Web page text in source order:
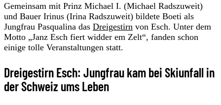
Gemeinsam mit Prinz Michael I. (Michael Radszuweit)
und Bauer Irinus (Irina Radszuweit) bildete Boeti als
Jungfrau Pasqualina das Dreigestirn von Esch. Unter dem
Motto „Janz Esch fiert widder em Zelt“, fanden schon
einige tolle Veranstaltungen statt.
Dreigestirn Esch: Jungfrau kam bei Skiunfall in
der Schweiz ums Leben